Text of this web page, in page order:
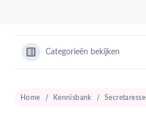
Categorieën bekijken
Home Kennisbank Secretaresse